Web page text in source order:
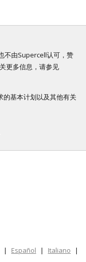
不由Supercell认可，赞
更多信息，请参见
的基本计划以及其他有关
| Español | Italiano |